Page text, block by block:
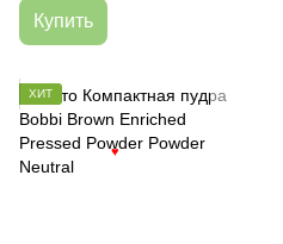
Купить
ХИТ
♥